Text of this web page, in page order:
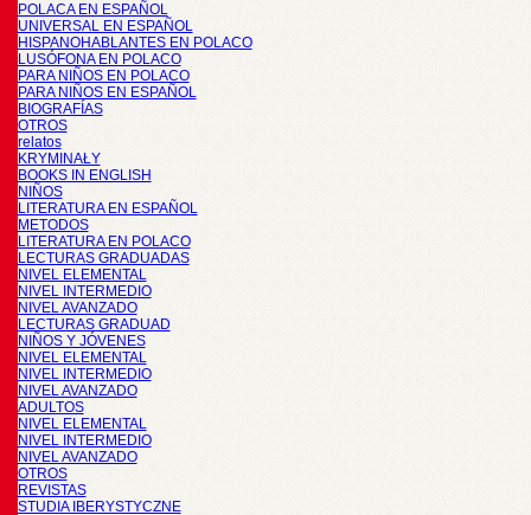
POLACA EN ESPAÑOL
UNIVERSAL EN ESPAÑOL
HISPANOHABLANTES EN POLACO
LUSÓFONA EN POLACO
PARA NIÑOS EN POLACO
PARA NIÑOS EN ESPAÑOL
BIOGRAFÍAS
OTROS
relatos
KRYMINAŁY
BOOKS IN ENGLISH
NIÑOS
LITERATURA EN ESPAÑOL
METODOS
LITERATURA EN POLACO
LECTURAS GRADUADAS
NIVEL ELEMENTAL
NIVEL INTERMEDIO
NIVEL AVANZADO
LECTURAS GRADUAD
NIÑOS Y JÓVENES
NIVEL ELEMENTAL
NIVEL INTERMEDIO
NIVEL AVANZADO
ADULTOS
NIVEL ELEMENTAL
NIVEL INTERMEDIO
NIVEL AVANZADO
OTROS
REVISTAS
STUDIA IBERYSTYCZNE